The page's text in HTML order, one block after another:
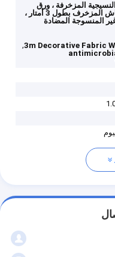
المزخرفة ، ورق
جدران من القماش المزخرف بطول 3 أمتار ،
المنسوجة المضادة
3m Decorative Fabric
,